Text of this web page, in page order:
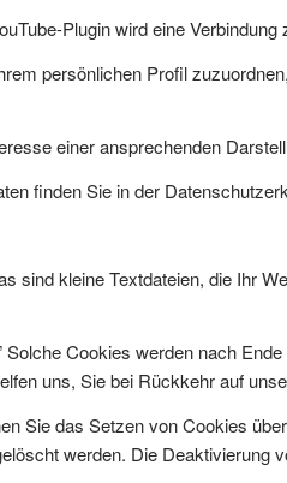
Plugin wird eine
persönlichen Profil
einer ansprechenden
finden Sie in der
sind kleine Textdateien, die Ihr
Solche Cookies werden nach
uns, Sie bei Rückkehr auf
Sie das Setzen von Cookies
werden. Die Deaktivierung